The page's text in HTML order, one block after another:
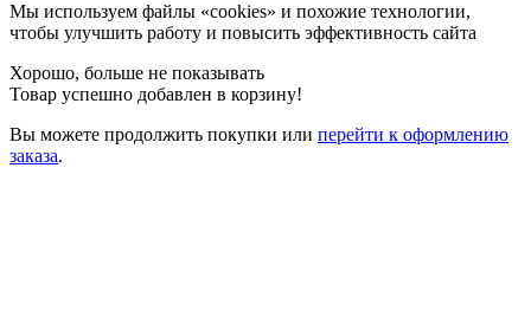
Мы используем файлы «cookies» и похожие технологии,
чтобы улучшить работу и повысить эффективность сайта
Хорошо, больше не показывать
Товар успешно добавлен в корзину!
Вы можете продолжить покупки или перейти к оформлению
заказа.